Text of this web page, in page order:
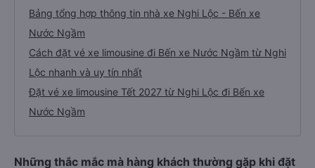
Bảng tổng hợp thông tin nhà xe Nghi Lộc - Bến xe
Nước Ngầm
Cách đặt vé xe limousine đi Bến xe Nước Ngầm từ Nghi
Lộc nhanh và uy tín nhất
Đặt vé xe limousine Tết 2027 từ Nghi Lộc đi Bến xe
Nước Ngầm
Những thắc mắc mà hàng khách thường gặp khi đặt